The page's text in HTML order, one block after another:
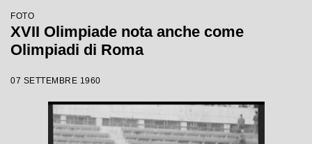
FOTO
XVII Olimpiade nota anche come
Olimpiadi di Roma
07 SETTEMBRE 1960